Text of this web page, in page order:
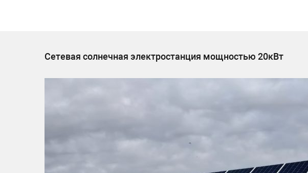
Сетевая солнечная электростанция мощностью 20кВт